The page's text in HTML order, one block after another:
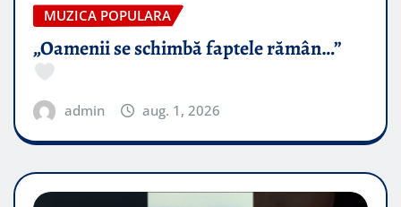
MUZICA POPULARA
„Oamenii se schimbă faptele rămân…”
admin aug. 1, 2026